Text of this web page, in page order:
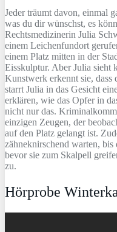
Jeder träumt davon, einmal
was du dir wünschst, es
Rechtsmedizinerin Julia
einem Leichenfundort
einem Platz mitten in der
Eisskulptur. Aber Julia sieht
Kunstwerk erkennt sie, dass
starrt Julia in das Gesicht
erklären, wie das Opfer in
nicht nur das.
einzigen Zeugen, der
auf den Platz gelangt ist.
zähneknirschend warten,
bevor sie zum Skalpell
zu.
Hörprobe